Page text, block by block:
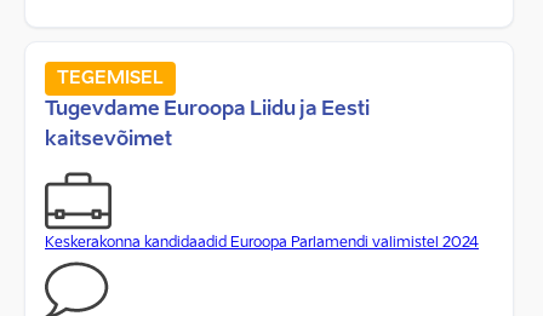
TEGEMISEL
Tugevdame Euroopa Liidu ja Eesti
kaitsevõimet
Keskerakonna kandidaadid Euroopa Parlamendi valimistel 2024